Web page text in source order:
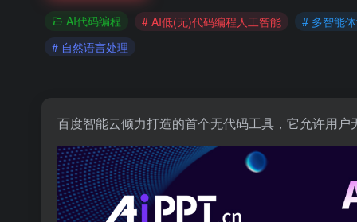
AI代码编程 # AI低(无)代码编程人工智能
# 多智能
# 自然语言处理
百度智能云倾力打造的首个无代码工具，它允许用